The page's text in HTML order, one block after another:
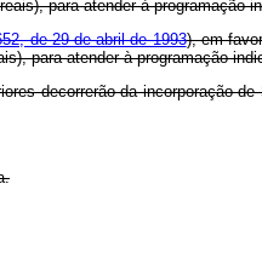
para atender à programação
de 29 de abril de 1993), em
para atender à programação
decorrerão da incorporação